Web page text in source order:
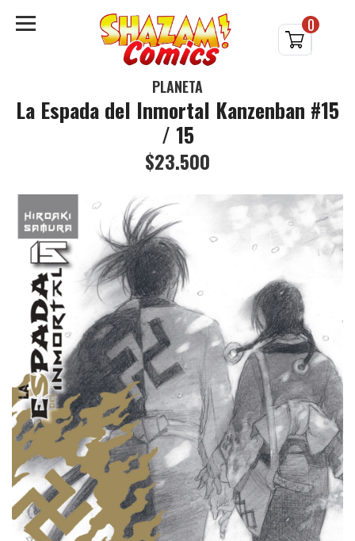
0
PLANETA
La Espada del Inmortal Kanzenban #15
/ 15
$23.500